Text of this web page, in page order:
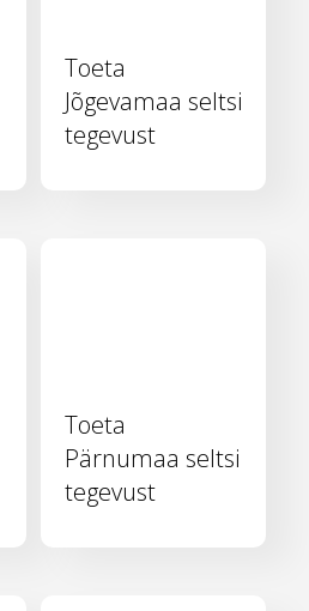
Toeta
Jõgevamaa seltsi
tegevust
Toeta
Pärnumaa seltsi
tegevust